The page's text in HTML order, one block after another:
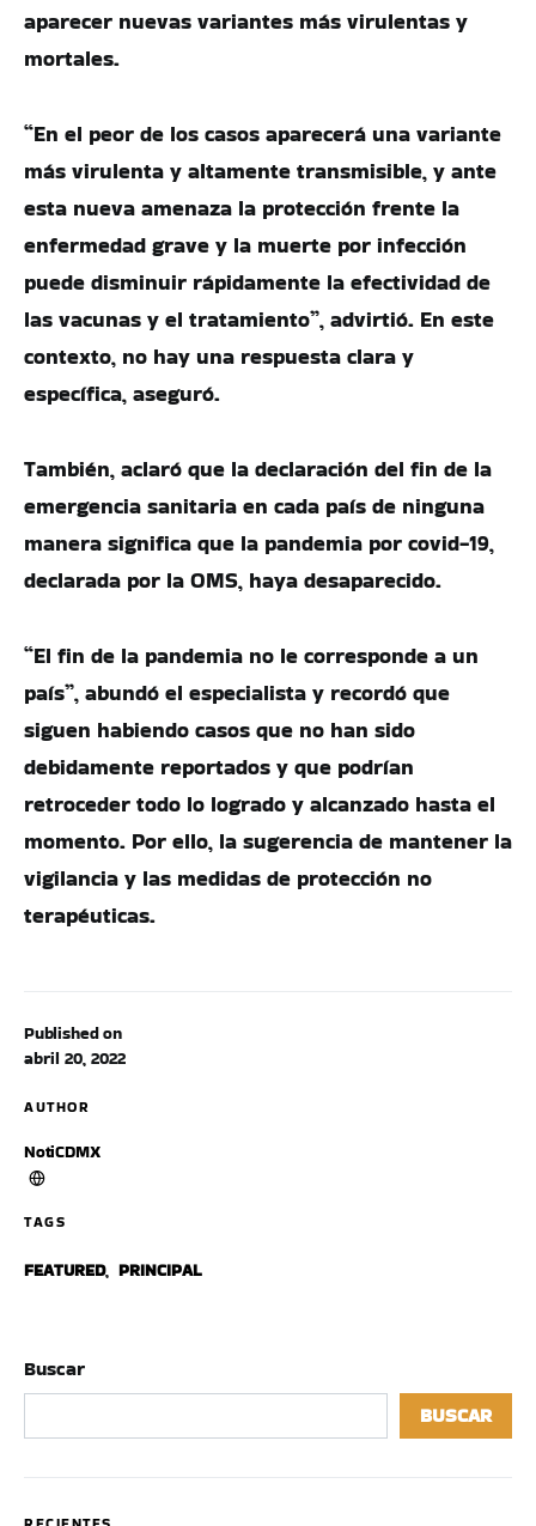
Published on
abril 20, 2022
AUTHOR
NotiCDMX
TAGS
FEATURED, PRINCIPAL
aparecer nuevas variantes más virulentas y
mortales.
“En el peor de los casos aparecerá una variante
más virulenta y altamente transmisible, y ante
esta nueva amenaza la protección frente la
enfermedad grave y la muerte por infección
puede disminuir rápidamente la efectividad de
las vacunas y el tratamiento”, advirtió. En este
contexto, no hay una respuesta clara y
específica, aseguró.
También, aclaró que la declaración del fin de la
emergencia sanitaria en cada país de ninguna
manera significa que la pandemia por covid-19,
declarada por la OMS, haya desaparecido.
“El fin de la pandemia no le corresponde a un
país”, abundó el especialista y recordó que
siguen habiendo casos que no han sido
debidamente reportados y que podrían
retroceder todo lo logrado y alcanzado hasta el
momento. Por ello, la sugerencia de mantener la
vigilancia y las medidas de protección no
terapéuticas.
Buscar
BUSCAR